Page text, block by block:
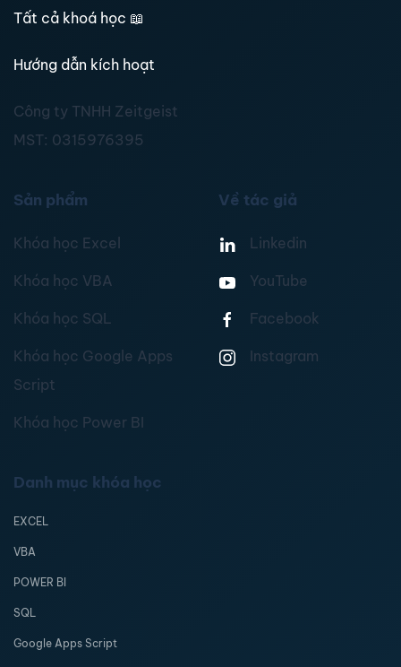
Tất cả khoá học 📖
Hướng dẫn kích hoạt
Công ty TNHH Zeitgeist
MST: 0315976395
Sản phẩm
Khóa học Excel
Khóa học VBA
Khóa học SQL
Khóa học Google Apps
Script
Khóa học Power BI
Về tác giả
Linkedin
YouTube
Facebook
Instagram
Danh mục khóa học
EXCEL
VBA
POWER BI
SQL
Google Apps Script